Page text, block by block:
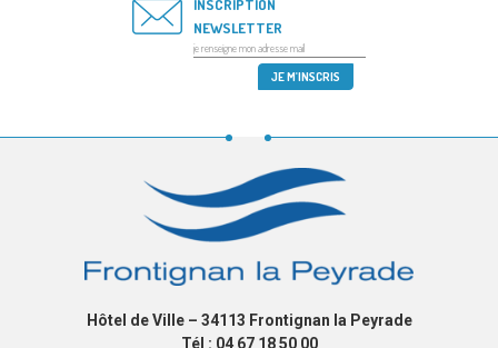
INSCRIPTION
NEWSLETTER
Hôtel de Ville – 34113 Frontignan la Peyrade
Tél : 04 67 18 50 00